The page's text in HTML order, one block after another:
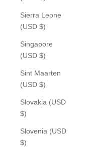
Sierra Leone
(USD $)
Singapore
(USD $)
Sint Maarten
(USD $)
Slovakia (USD
$)
Slovenia (USD
$)